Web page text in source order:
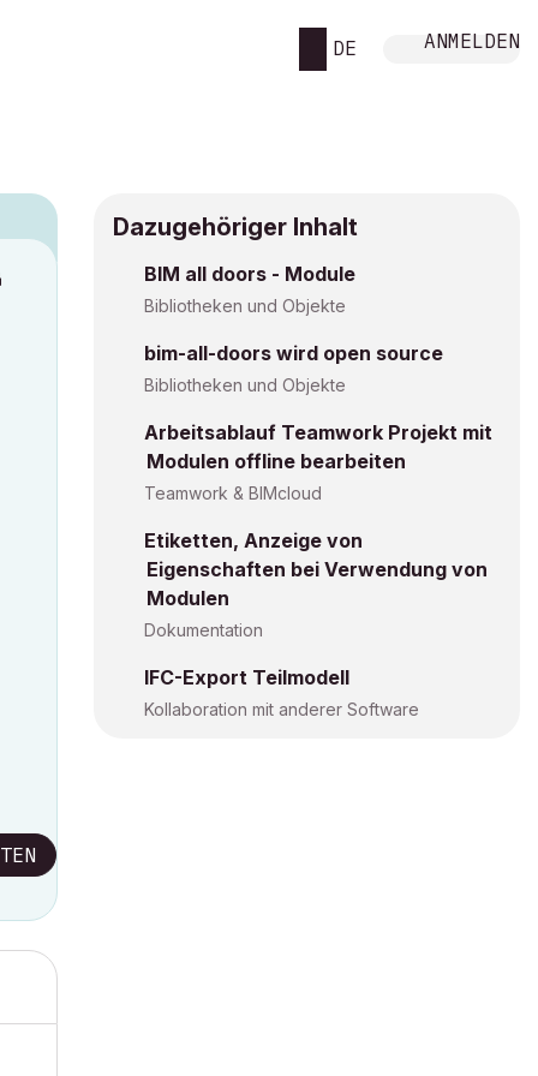
DE ANMELDEN
Dazugehöriger Inhalt
BIM all doors - Module
Bibliotheken und Objekte
bim-all-doors wird open source
Bibliotheken und Objekte
Arbeitsablauf Teamwork Projekt mit
Modulen offline bearbeiten
Teamwork & BIMcloud
Etiketten, Anzeige von
Eigenschaften bei Verwendung von
Modulen
Dokumentation
IFC-Export Teilmodell
Kollaboration mit anderer Software